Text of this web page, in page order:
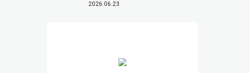
2026.06.23